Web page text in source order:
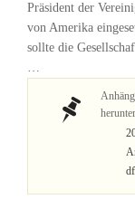
Präsident der
von Amerika
sollte die
…
df